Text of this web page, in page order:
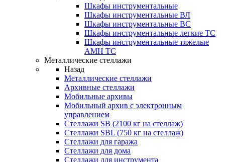
Шкафы инструментальные
Шкафы инструментальные ВЛ
Шкафы инструментальные ВС
Шкафы инструментальные легкие ТС
Шкафы инструментальные тяжелые
AMH TC
Металлические стеллажи
Назад
Металлические стеллажи
Архивные стеллажи
Мобильные архивы
Мобильный архив с электронным
управлением
Стеллажи SB (2100 кг на стеллаж)
Стеллажи SBL (750 кг на стеллаж)
Стеллажи для гаража
Стеллажи для дома
Стеллажи для инструмента